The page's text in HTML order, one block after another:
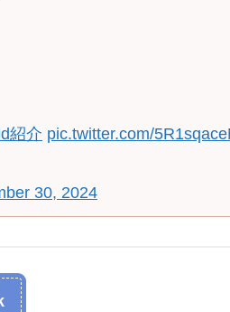
紹介 pic.twitter.com/
30, 2024